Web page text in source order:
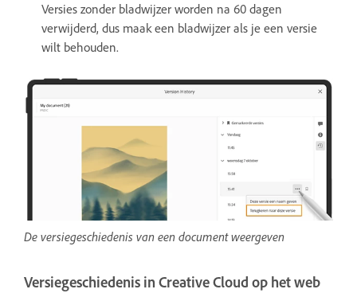
Versies zonder bladwijzer worden na 60 dagen
verwijderd, dus maak een bladwijzer als je een versie
wilt behouden.
De versiegeschiedenis van een document weergeven
Versiegeschiedenis in Creative Cloud op het web